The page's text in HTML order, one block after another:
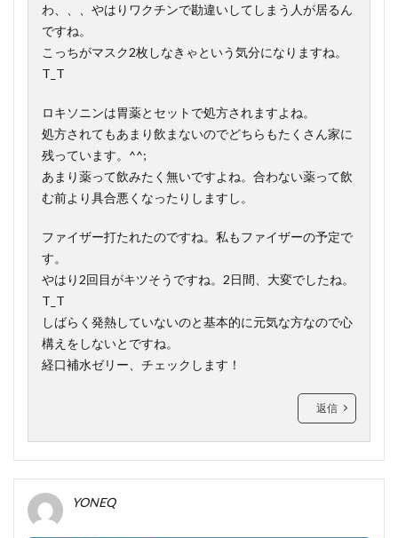
わ、、、やはりワクチンで勘違いしてしまう人が居るん
ですね。
こっちがマスク2枚しなきゃという気分になりますね。
T_T
ロキソニンは胃薬とセットで処方されますよね。
処方されてもあまり飲まないのでどちらもたくさん家に
残っています。^^;
あまり薬って飲みたく無いですよね。合わない薬って飲
む前より具合悪くなったりしますし。
ファイザー打たれたのですね。私もファイザーの予定で
す。
やはり2回目がキツそうですね。2日間、大変でしたね。
T_T
しばらく発熱していないのと基本的に元気な方なので心
構えをしないとですね。
経口補水ゼリー、チェックします！
返信
YONEQ